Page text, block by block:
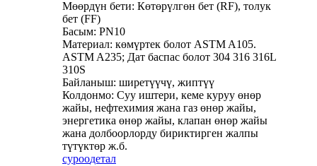
Мөөрдүн бети: Көтөрүлгөн бет (RF), толук
бет (FF)
Басым: PN10
Материал: көмүртек болот ASTM A105.
ASTM A235; Дат баспас болот 304 316 316L
310S
Байланыш: ширетүүчү, жиптүү
Колдонмо: Суу иштери, кеме куруу өнөр
жайы, нефтехимия жана газ өнөр жайы,
энергетика өнөр жайы, клапан өнөр жайы
жана долбоорлорду бириктирген жалпы
түтүктөр ж.б.
суроодетал